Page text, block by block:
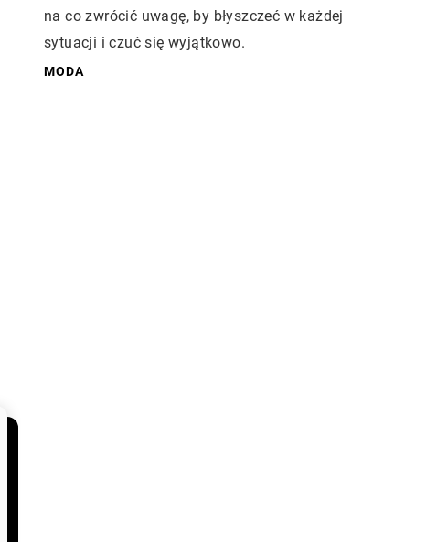
na co zwrócić uwagę, by błyszczeć w każdej
sytuacji i czuć się wyjątkowo.
MODA